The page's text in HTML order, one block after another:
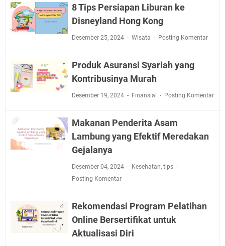
8 Tips Persiapan Liburan ke
Disneyland Hong Kong
Desember 25, 2024 Wisata Posting Komentar
Produk Asuransi Syariah yang
Kontribusinya Murah
Desember 19, 2024 Finansial Posting Komentar
Makanan Penderita Asam
Lambung yang Efektif Meredakan
Gejalanya
Desember 04, 2024 Kesehatan, tips
Posting Komentar
Rekomendasi Program Pelatihan
Online Bersertifikat untuk
Aktualisasi Diri